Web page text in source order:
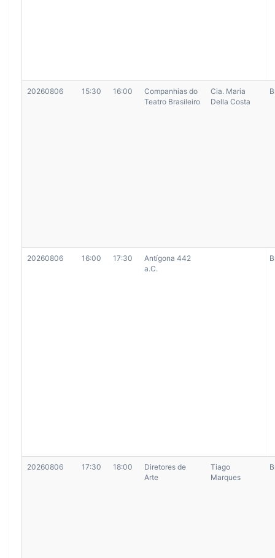
20260806 15:30 16:00
Companhias do
Teatro Brasileiro
Cia. Maria
Della Costa
20260806 16:00 17:30
Antígona 442
a.C.
20260806 17:30 18:00
Diretores de
Arte
Tiago
Marques